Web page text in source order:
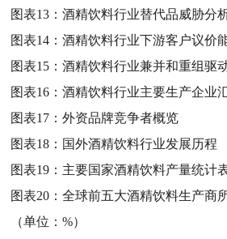
图表13：酒精饮料行业替代品威胁分
图表14：酒精饮料行业下游客户议价
图表15：酒精饮料行业兼并和重组驱
图表16：酒精饮料行业主要生产企业
图表17：外资品牌竞争者概览
图表18： 国外酒精饮料行业发展历程
图表19： 主要国家酒精饮料产量统计
图表20：全球前五大酒精饮料生产商
（单位：%）